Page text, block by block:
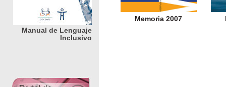
Manual de Lenguaje
Inclusivo
Memoria 2007